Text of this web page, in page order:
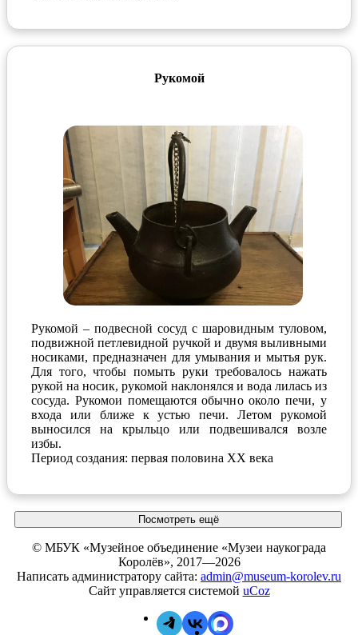
Рукомой
Рукомой – подвесной сосуд с шаровидным туловом,
подвижной петлевидной ручкой и двумя выливными
носиками, предназначен для умывания и мытья рук.
Для того, чтобы помыть руки требовалось нажать
рукой на носик, рукомой наклонялся и вода лилась из
сосуда. Рукомои помещаются обычно около печи, у
входа или ближе к устью печи. Летом рукомой
выносился на крыльцо или подвешивался возле
избы.
Период создания: первая половина ХХ века
Посмотреть ещё
© МБУК «Музейное объединение «Музеи наукограда
Королёв», 2017—2026
Написать администратору сайта: admin@museum-korolev.ru
Сайт управляется системой uCoz